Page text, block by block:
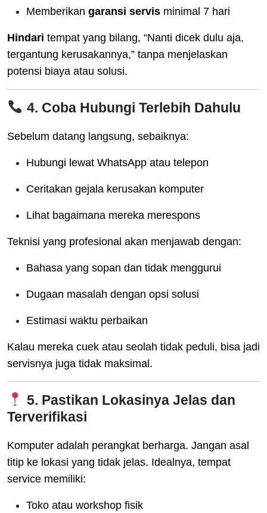
Memberikan garansi servis minimal 7 hari
Hindari tempat yang bilang, “Nanti dicek dulu aja,
tergantung kerusakannya,” tanpa menjelaskan
potensi biaya atau solusi.
4. Coba Hubungi Terlebih Dahulu
Sebelum datang langsung, sebaiknya:
Hubungi lewat WhatsApp atau telepon
Ceritakan gejala kerusakan komputer
Lihat bagaimana mereka merespons
Teknisi yang profesional akan menjawab dengan:
Bahasa yang sopan dan tidak menggurui
Dugaan masalah dengan opsi solusi
Estimasi waktu perbaikan
Kalau mereka cuek atau seolah tidak peduli, bisa jadi
servisnya juga tidak maksimal.
5. Pastikan Lokasinya Jelas dan
Terverifikasi
Komputer adalah perangkat berharga. Jangan asal
titip ke lokasi yang tidak jelas. Idealnya, tempat
service memiliki:
Toko atau workshop fisik